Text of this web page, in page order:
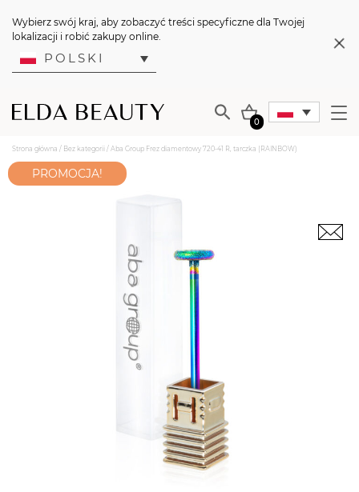
Wybierz swój kraj, aby zobaczyć treści specyficzne dla Twojej
lokalizacji i robić zakupy online.
POLSKI
0
Strona główna / Bez kategorii / Aba Group Frez diamentowy 720-41 R, tarczka (RAINBOW)
PROMOCJA!